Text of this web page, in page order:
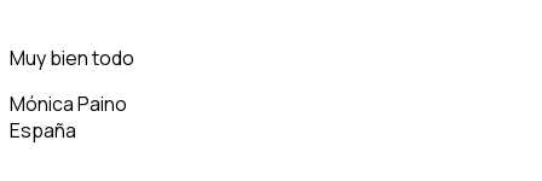
Muy bien todo
Mónica Paino
España